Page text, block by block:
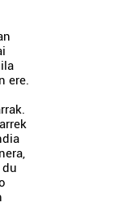
ere.